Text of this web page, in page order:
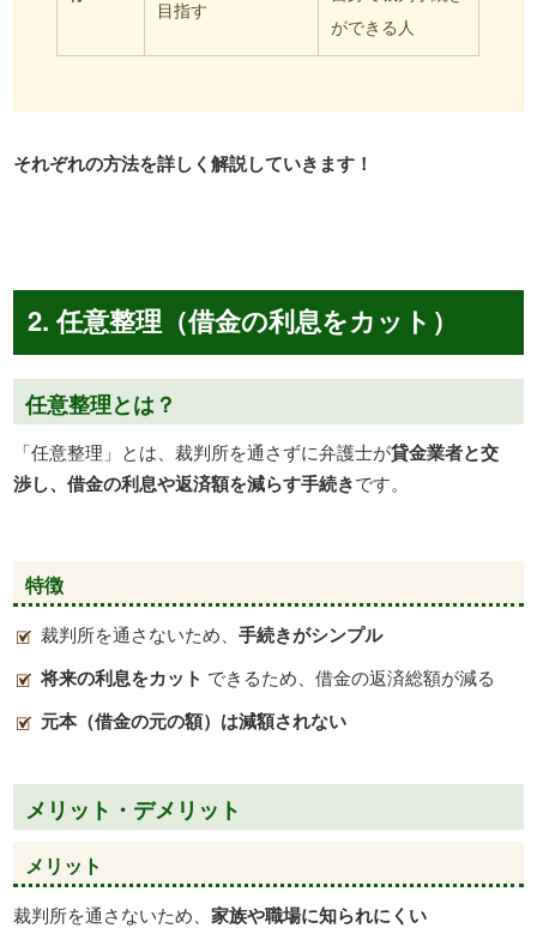
目指す
ができる人
それぞれの方法を詳しく解説していきます！
2. 任意整理（借金の利息をカット）
任意整理とは？
「任意整理」とは、裁判所を通さずに弁護士が貸金業者と交
渉し、借金の利息や返済額を減らす手続きです。
特徴
裁判所を通さないため、 手続きがシンプル
将来の利息をカット できるため、借金の返済総額が減る
元本（借金の元の額）は減額されない
メリット・デメリット
メリット
裁判所を通さないため、家族や職場に知られにくい